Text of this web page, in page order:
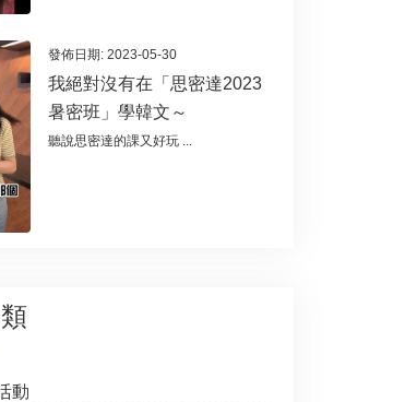
發佈日期: 2023-05-30
我絕對沒有在「思密達2023
暑密班」學韓文～
聽說思密達的課又好玩 ...
動